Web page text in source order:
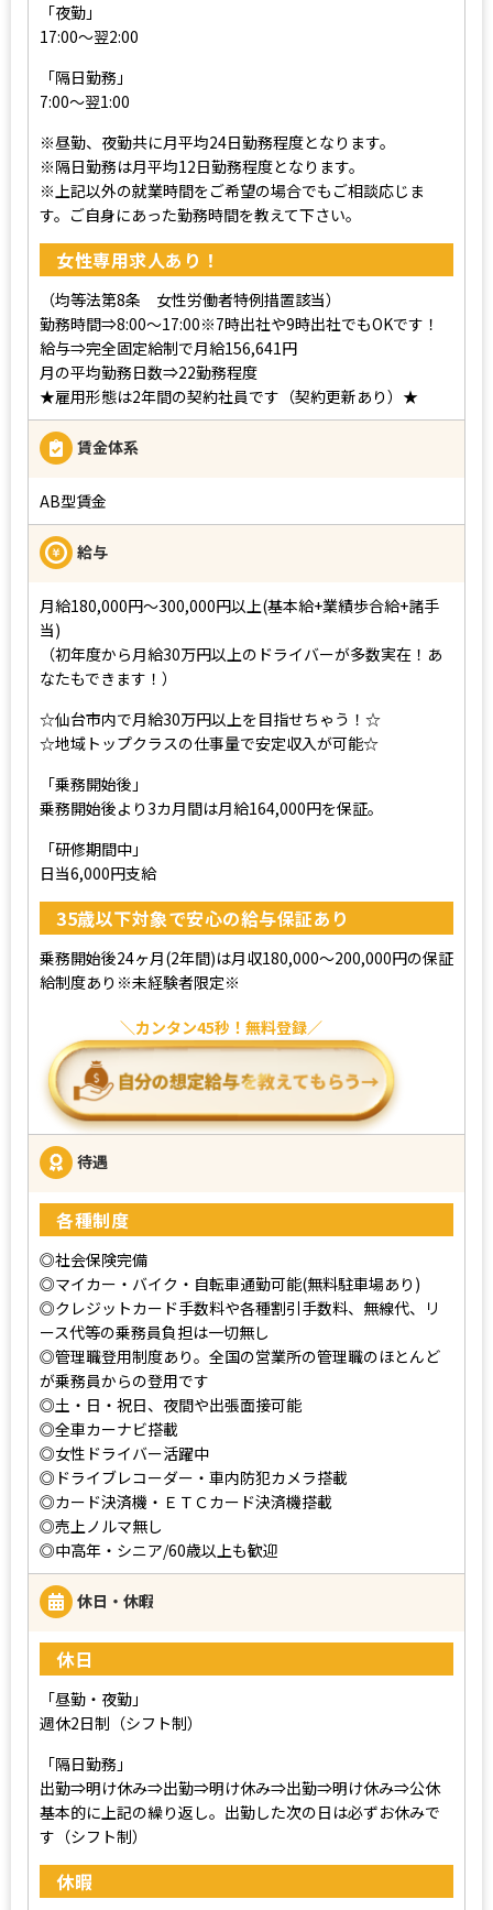
「夜勤」
17:00～翌2:00
「隔日勤務」
7:00～翌1:00
※昼勤、夜勤共に月平均24日勤務程度となります。
※隔日勤務は月平均12日勤務程度となります。
※上記以外の就業時間をご希望の場合でもご相談応じま
す。ご自身にあった勤務時間を教えて下さい。
女性専用求人あり！
（均等法第8条 女性労働者特例措置該当）
勤務時間⇒8:00～17:00※7時出社や9時出社でもOKです！
給与⇒完全固定給制で月給156,641円
月の平均勤務日数⇒22勤務程度
★雇用形態は2年間の契約社員です（契約更新あり）★
賃金体系
AB型賃金
給与
月給180,000円～300,000円以上(基本給+業績歩合給+諸手
当)
（初年度から月給30万円以上のドライバーが多数実在！あ
なたもできます！）
☆仙台市内で月給30万円以上を目指せちゃう！☆
☆地域トップクラスの仕事量で安定収入が可能☆
「乗務開始後」
乗務開始後より3カ月間は月給164,000円を保証。
「研修期間中」
日当6,000円支給
35歳以下対象で安心の給与保証あり
乗務開始後24ヶ月(2年間)は月収180,000～200,000円の保証
給制度あり※未経験者限定※
カンタン45秒！無料登録
待遇
各種制度
◎社会保険完備
◎マイカー・バイク・自転車通勤可能(無料駐車場あり)
◎クレジットカード手数料や各種割引手数料、無線代、リ
ース代等の乗務員負担は一切無し
◎管理職登用制度あり。全国の営業所の管理職のほとんど
が乗務員からの登用です
◎土・日・祝日、夜間や出張面接可能
◎全車カーナビ搭載
◎女性ドライバー活躍中
◎ドライブレコーダー・車内防犯カメラ搭載
◎カード決済機・ＥＴＣカード決済機搭載
◎売上ノルマ無し
◎中高年・シニア/60歳以上も歓迎
休日・休暇
休日
「昼勤・夜勤」
週休2日制（シフト制）
「隔日勤務」
出勤⇒明け休み⇒出勤⇒明け休み⇒出勤⇒明け休み⇒公休
基本的に上記の繰り返し。出勤した次の日は必ずお休みで
す（シフト制）
休暇